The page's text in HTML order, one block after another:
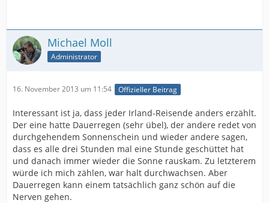
Michael Moll
Administrator
16. November 2013 um 11:54 Offizieller Beitrag
Interessant ist ja, dass jeder Irland-Reisende anders erzählt.
Der eine hatte Dauerregen (sehr übel), der andere redet von
durchgehendem Sonnenschein und wieder andere sagen,
dass es alle drei Stunden mal eine Stunde geschüttet hat
und danach immer wieder die Sonne rauskam. Zu letzterem
würde ich mich zählen, war halt durchwachsen. Aber
Dauerregen kann einem tatsächlich ganz schön auf die
Nerven gehen.